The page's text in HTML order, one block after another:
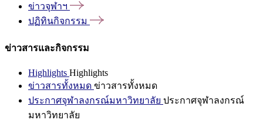
ข่าวจุฬาฯ
ปฏิทินกิจกรรม
ข่าวสารและกิจกรรม
Highlights Highlights
ข่าวสารทั้งหมด ข่าวสารทั้งหมด
ประกาศจุฬาลงกรณ์มหาวิทยาลัย ประกาศจุฬาลงกรณ์
มหาวิทยาลัย